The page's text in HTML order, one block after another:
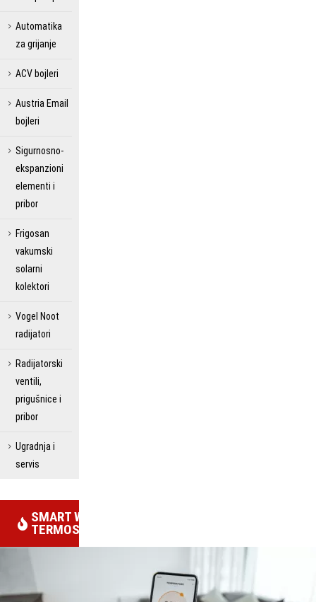
Automatika
za grijanje
ACV bojleri
Austria Email
bojleri
Sigurnosno-
ekspanzioni
elementi i
pribor
Frigosan
vakumski
solarni
kolektori
Vogel Noot
radijatori
Radijatorski
ventili,
prigušnice i
pribor
Ugradnja i
servis
SMART WIFI
TERMOSTATI